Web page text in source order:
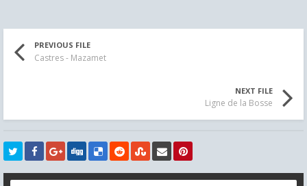
PREVIOUS FILE
Castres - Mazamet
NEXT FILE
Ligne de la Bosse